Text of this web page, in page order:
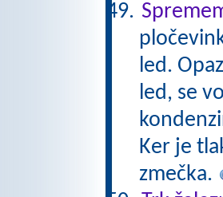
led.
led, se
Ker je
zmečka.